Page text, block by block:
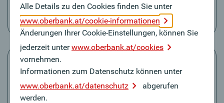
erhalten Sie einen Gutschein, der automatisch bei
Ihrer nächsten Zahlung mit der App eingelöst wird.
Alle Details zu den Cookies finden Sie unter
www.oberbank.at/cookie-informationen
Änderungen Ihrer Cookie-Einstellungen, können Sie
jederzeit unterwww.oberbank.at/cookies
vornehmen.
Informationen zum Datenschutz können unter
www.oberbank.at/datenschutz
abgerufen
werden.